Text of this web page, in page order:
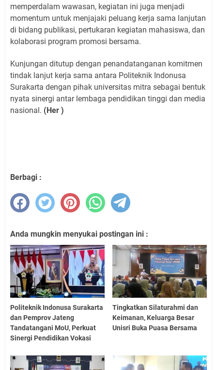
memperdalam wawasan, kegiatan ini juga menjadi
momentum untuk menjajaki peluang kerja sama lanjutan
di bidang publikasi, pertukaran kegiatan mahasiswa, dan
kolaborasi program promosi bersama.
Kunjungan ditutup dengan penandatanganan komitmen
tindak lanjut kerja sama antara Politeknik Indonusa
Surakarta dengan pihak universitas mitra sebagai bentuk
nyata sinergi antar lembaga pendidikan tinggi dan media
nasional. (Her )
Berbagi :
Anda mungkin menyukai postingan ini :
Politeknik Indonusa Surakarta
dan Pemprov Jateng
Tandatangani MoU, Perkuat
Sinergi Pendidikan Vokasi
Tingkatkan Silaturahmi dan
Keimanan, Keluarga Besar
Unisri Buka Puasa Bersama